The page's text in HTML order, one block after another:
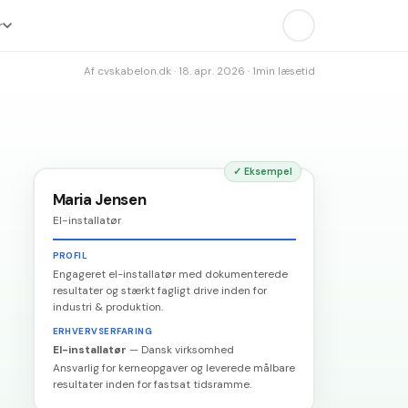
Af cvskabelon.dk · 18. apr. 2026 · 1min læsetid
✓ Eksempel
Maria Jensen
El-installatør
PROFIL
Engageret el-installatør med dokumenterede
resultater og stærkt fagligt drive inden for
industri & produktion.
ERHVERVSERFARING
El-installatør — Dansk virksomhed
Ansvarlig for kerneopgaver og leverede målbare
resultater inden for fastsat tidsramme.